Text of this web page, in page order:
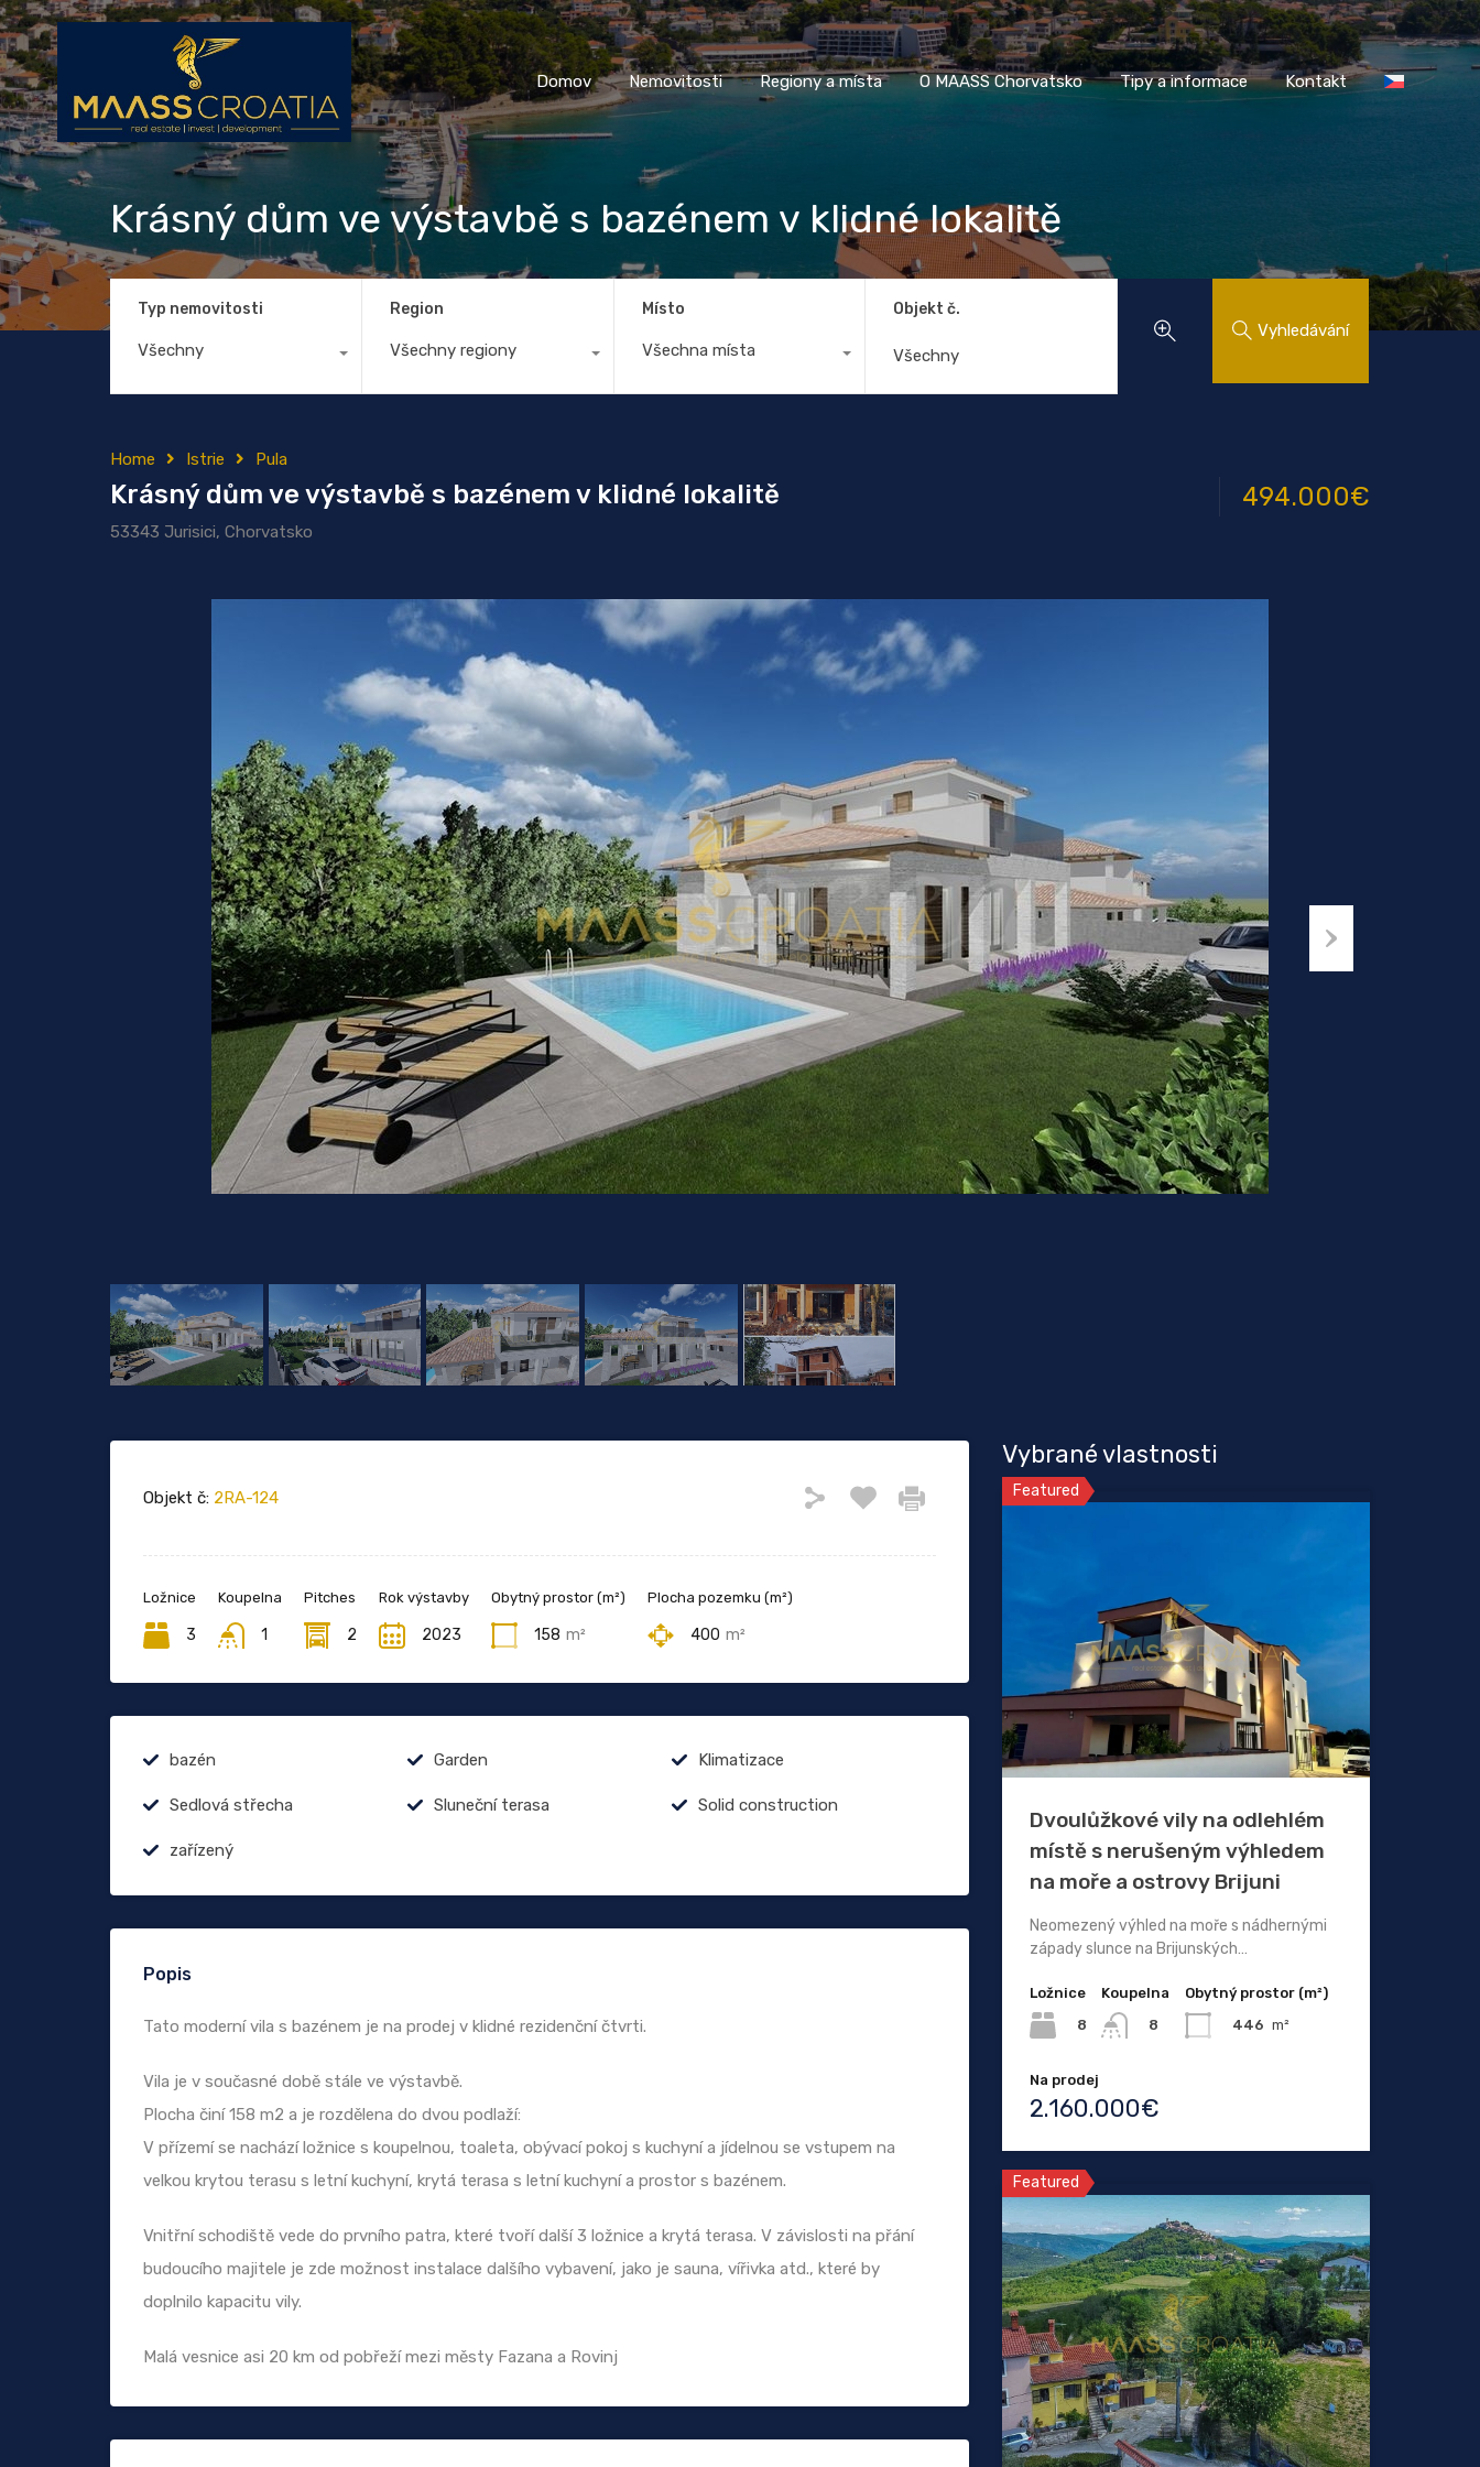
Domov Nemovitosti Regiony a místa O MAASS Chorvatsko Tipy a informace Kontakt
Domov Nemovitosti Regiony a místa O MAASS Chorvatsko Tipy a informace Kontakt
Krásný dům ve výstavbě s bazénem v klidné lokalitě
Typ nemovitosti
Všechny
Region
Všechny regiony
Místo
Všechna místa
Objekt č.
Vyhledávání
Home Istrie Pula
Krásný dům ve výstavbě s bazénem v klidné lokalitě
53343 Jurisici, Chorvatsko
494.000€
Objekt č: 2RA-124
Ložnice
3
Koupelna
1
Pitches
2
Rok výstavby
2023
Obytný prostor (m²)
158 m²
Plocha pozemku (m²)
400 m²
bazén Garden Klimatizace
Sedlová střecha Sluneční terasa Solid construction
zařízený
Popis
Tato moderní vila s bazénem je na prodej v klidné rezidenční čtvrti.
Vila je v současné době stále ve výstavbě.
Plocha činí 158 m2 a je rozdělena do dvou podlaží:
V přízemí se nachází ložnice s koupelnou, toaleta, obývací pokoj s kuchyní a jídelnou se vstupem na
velkou krytou terasu s letní kuchyní, krytá terasa s letní kuchyní a prostor s bazénem.
Vnitřní schodiště vede do prvního patra, které tvoří další 3 ložnice a krytá terasa. V závislosti na přání
budoucího majitele je zde možnost instalace dalšího vybavení, jako je sauna, vířivka atd., které by
doplnilo kapacitu vily.
Malá vesnice asi 20 km od pobřeží mezi městy Fazana a Rovinj
Vybrané vlastnosti
Featured
Dvoulůžkové vily na odlehlém
místě s nerušeným výhledem
na moře a ostrovy Brijuni
Neomezený výhled na moře s nádhernými
západy slunce na Brijunských…
Ložnice
8
Koupelna
8
Obytný prostor (m²)
446 m²
Na prodej
2.160.000€
Featured